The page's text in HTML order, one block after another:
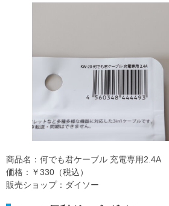
商品名：何でも君ケーブル 充電専用2.4A
価格：￥330（税込）
販売ショップ：ダイソー